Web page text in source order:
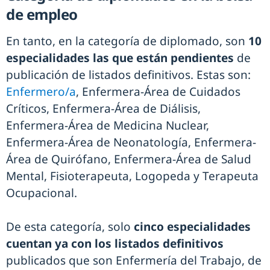
de empleo
En tanto, en la categoría de diplomado, son 10
especialidades las que están pendientes de
publicación de listados definitivos. Estas son:
Enfermero/a, Enfermera-Área de Cuidados
Críticos, Enfermera-Área de Diálisis,
Enfermera-Área de Medicina Nuclear,
Enfermera-Área de Neonatología, Enfermera-
Área de Quirófano, Enfermera-Área de Salud
Mental, Fisioterapeuta, Logopeda y Terapeuta
Ocupacional.
De esta categoría, solo cinco especialidades
cuentan ya con los listados definitivos
publicados que son Enfermería del Trabajo, de